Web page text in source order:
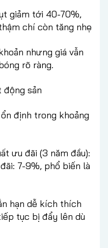
giảm tới 40-70%,
chí còn tăng nhẹ
nhưng giá vẫn
rõ ràng.
động sản
định trong khoảng
ưu đãi (3 năm đầu):
7-9%, phổ biến là
hạn dễ kích thích
tục bị đẩy lên dù